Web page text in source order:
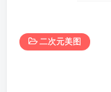
二次元美图